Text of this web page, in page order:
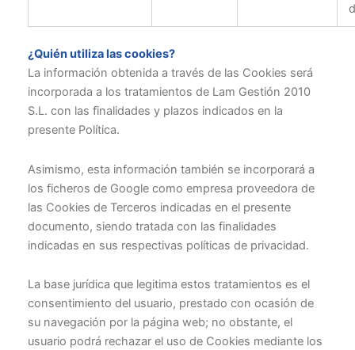
¿Quién utiliza las cookies?
La información obtenida a través de las Cookies será
incorporada a los tratamientos de Lam Gestión 2010
S.L. con las finalidades y plazos indicados en la
presente Política.
Asimismo, esta información también se incorporará a
los ficheros de Google como empresa proveedora de
las Cookies de Terceros indicadas en el presente
documento, siendo tratada con las finalidades
indicadas en sus respectivas políticas de privacidad.
La base jurídica que legitima estos tratamientos es el
consentimiento del usuario, prestado con ocasión de
su navegación por la página web; no obstante, el
usuario podrá rechazar el uso de Cookies mediante los